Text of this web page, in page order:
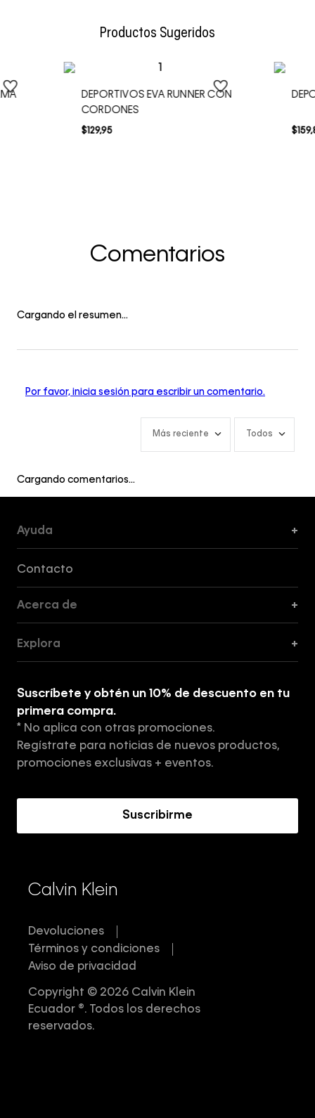
Productos Sugeridos
DEPORTIVOS EVA RUNNER CON
CORDONES
$129,95 $159,
Comentarios
Cargando el resumen…
Por favor, inicia sesión para escribir un comentario.
Más reciente Todos
Cargando comentarios…
Ayuda +
Contacto
Acerca de +
Tiendas
Aviso de privacidad
Términos y Condiciones
Explora +
Suscríbete y obtén un 10% de descuento en tu
primera compra.
* No aplica con otras promociones.
Regístrate para noticias de nuevos productos,
promociones exclusivas + eventos.
Suscribirme
Calvin Klein
Devoluciones
Términos y condiciones
Aviso de privacidad
Copyright © 2026 Calvin Klein
Ecuador ®. Todos los derechos
reservados.